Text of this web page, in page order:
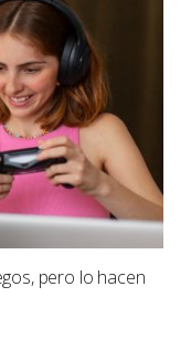
pero lo hacen